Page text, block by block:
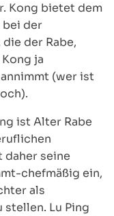
Kong bietet dem
bei der
der Rabe,
ja
(wer ist
ist Alter Rabe
daher seine
chefmäßig ein,
als
stellen. Lu Ping